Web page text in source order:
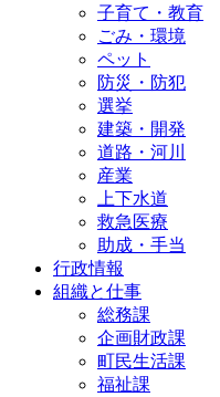
子育て・教育
ごみ・環境
ペット
防災・防犯
選挙
建築・開発
道路・河川
産業
上下水道
救急医療
助成・手当
行政情報
組織と仕事
総務課
企画財政課
町民生活課
福祉課